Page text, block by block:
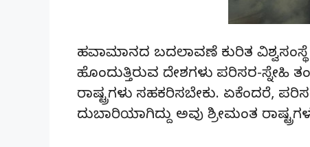
ಹವಾಮಾನದ ಬದಲಾವಣೆ ಕುರಿತ ವಿಶ್ವಸಂಸ್ಥೆ
ಹೊಂದುತ್ತಿರುವ ದೇಶಗಳು ಪರಿಸರ-ಸ್ನೇಹಿ
ರಾಷ್ಟ್ರಗಳು ಸಹಕರಿಸಬೇಕು. ಏಕೆಂದರೆ,
ದುಬಾರಿಯಾಗಿದ್ದು ಅವು ಶ್ರೀಮಂತ